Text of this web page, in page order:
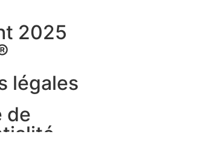
2025
légales
de